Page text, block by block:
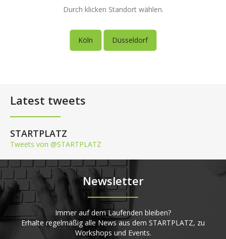
Durch klicken Standort wählen.
Köln Düsseldorf
Latest tweets
STARTPLATZ
Tweets von @STARTPLATZ
Newsletter
Immer auf dem Laufenden bleiben?
Erhalte regelmäßig alle News aus dem STARTPLATZ, zu
Workshops und Events.